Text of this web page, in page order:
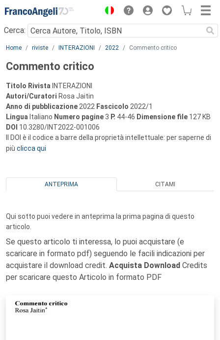
Menu
Cerca:
Main content
Home riviste INTERAZIONI 2022 Commento critico
Commento critico
Titolo Rivista INTERAZIONI
Autori/Curatori Rosa Jaitin
Anno di pubblicazione 2022 Fascicolo 2022/1
Lingua Italiano Numero pagine 3 P. 44-46 Dimensione file 127 KB
DOI 10.3280/INT2022-001006
Il DOI è il codice a barre della proprietà intellettuale: per saperne di
più clicca qui
ANTEPRIMA CITAMI
Qui sotto puoi vedere in anteprima la prima pagina di questo
articolo.
Se questo articolo ti interessa, lo puoi acquistare (e
scaricare in formato pdf) seguendo le facili indicazioni per
acquistare il download credit. Acquista Download Credits
per scaricare questo Articolo in formato PDF